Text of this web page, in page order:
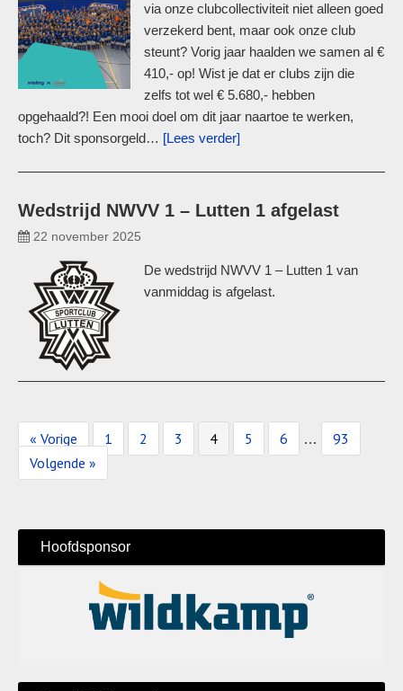
via onze clubcollectiviteit niet alleen goed
verzekerd bent, maar ook onze club
steunt? Vorig jaar haalden we samen al €
410,- op! Wist je dat er clubs zijn die
zelfs tot wel € 5.680,- hebben
opgehaald?! Een mooi doel om dit jaar naartoe te werken,
toch? Dit sponsorgeld… [Lees verder]
Wedstrijd NWVV 1 – Lutten 1 afgelast
22 november 2025
De wedstrijd NWVV 1 – Lutten 1 van
vanmiddag is afgelast.
« Vorige 1 2 3 4 5 6 …
93
Volgende »
Hoofdsponsor